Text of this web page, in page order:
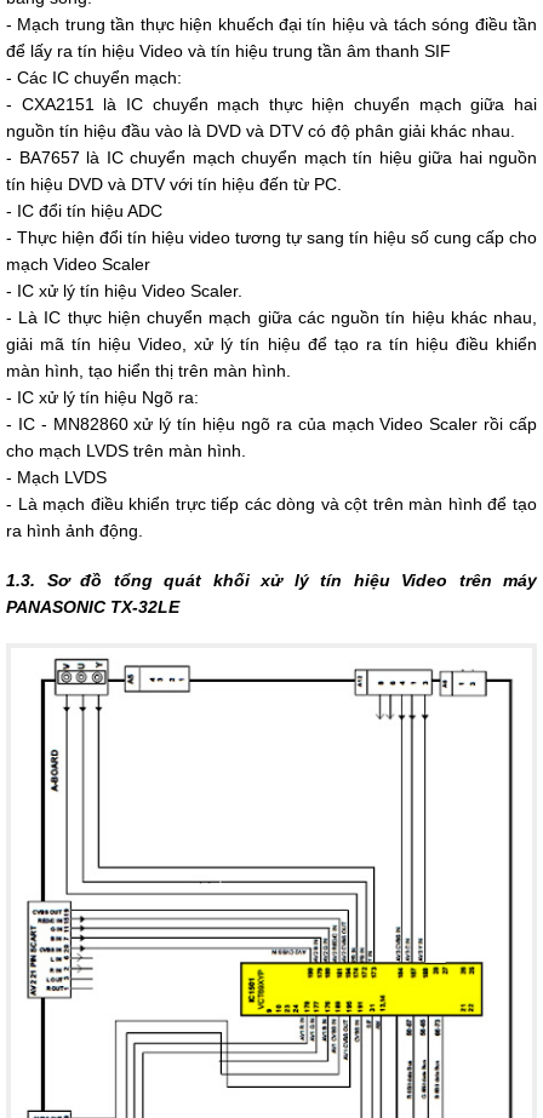
- Mạch trung tần thực hiện khuếch đại tín hiệu và tách sóng điều tần
để lấy ra tín hiệu Video và tín hiệu trung tần âm thanh SIF
- Các IC chuyển mạch:
- CXA2151 là IC chuyển mạch thực hiện chuyển mạch giữa hai
nguồn tín hiệu đầu vào là DVD và DTV có độ phân giải khác nhau.
- BA7657 là IC chuyển mạch chuyển mạch tín hiệu giữa hai nguồn
tín hiệu DVD và DTV với tín hiệu đến từ PC.
- IC đổi tín hiệu ADC
- Thực hiện đổi tín hiệu video tương tự sang tín hiệu số cung cấp cho
mạch Video Scaler
- IC xử lý tín hiệu Video Scaler.
- Là IC thực hiện chuyển mạch giữa các nguồn tín hiệu khác nhau,
giải mã tín hiệu Video, xử lý tín hiệu để tạo ra tín hiệu điều khiển
màn hình, tạo hiển thị trên màn hình.
- IC xử lý tín hiệu Ngõ ra:
- IC - MN82860 xử lý tín hiệu ngõ ra của mạch Video Scaler rồi cấp
cho mạch LVDS trên màn hình.
- Mạch LVDS
- Là mạch điều khiển trực tiếp các dòng và cột trên màn hình để tạo
ra hình ảnh động.
1.3. Sơ đồ tổng quát khối xử lý tín hiệu Video trên máy
PANASONIC TX-32LE